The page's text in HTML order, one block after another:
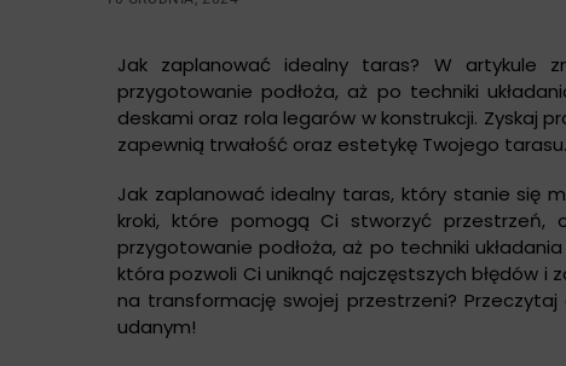
Jak zaplanować idealny taras? W artykule
przygotowanie podłoża, aż po techniki
deskami oraz rola legarów w konstrukcji. Zyskaj
zapewnią trwałość oraz estetykę Twojego tarasu.
Jak zaplanować idealny taras, który stanie się
kroki, które pomogą Ci stworzyć przestrzeń,
przygotowanie podłoża, aż po techniki
która pozwoli Ci uniknąć najczęstszych błędów
na transformację swojej przestrzeni?
udanym!